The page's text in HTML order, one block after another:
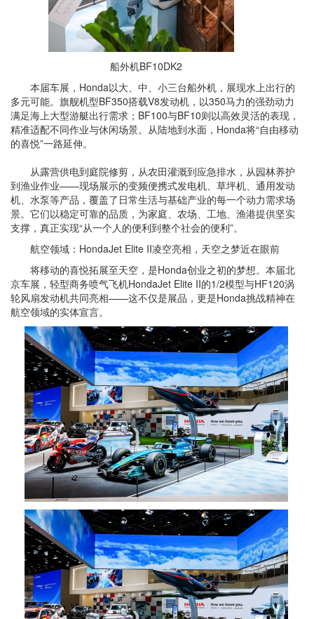
船外机BF10DK2
本届车展，Honda以大、中、小三台船外机，展现水上出行的
多元可能。旗舰机型BF350搭载V8发动机，以350马力的强劲动力
满足海上大型游艇出行需求；BF100与BF10则以高效灵活的表现，
精准适配不同作业与休闲场景。从陆地到水面，Honda将“自由移动
的喜悦”一路延伸。
从露营供电到庭院修剪，从农田灌溉到应急排水，从园林养护
到渔业作业——现场展示的变频便携式发电机、草坪机、通用发动
机、水泵等产品，覆盖了日常生活与基础产业的每一个动力需求场
景。它们以稳定可靠的品质，为家庭、农场、工地、渔港提供坚实
支撑，真正实现“从一个人的便利到整个社会的便利”。
航空领域：HondaJet Elite II凌空亮相，天空之梦近在眼前
将移动的喜悦拓展至天空，是Honda创业之初的梦想。本届北
京车展，轻型商务喷气飞机HondaJet Elite II的1/2模型与HF120涡
轮风扇发动机共同亮相——这不仅是展品，更是Honda挑战精神在
航空领域的实体宣言。